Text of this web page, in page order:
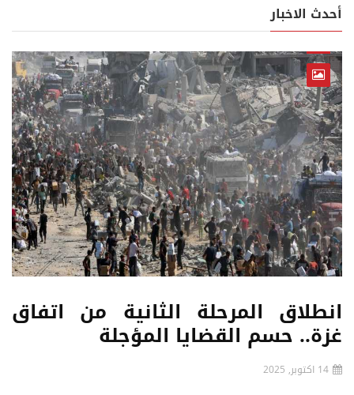
أحدث الاخبار
انطلاق المرحلة الثانية من اتفاق
غزة.. حسم القضايا المؤجلة
14 اكتوبر, 2025